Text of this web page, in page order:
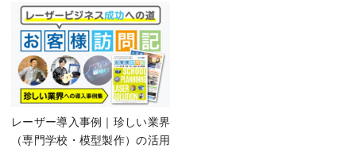
レーザー導入事例｜珍しい業界
（専門学校・模型製作）の活用